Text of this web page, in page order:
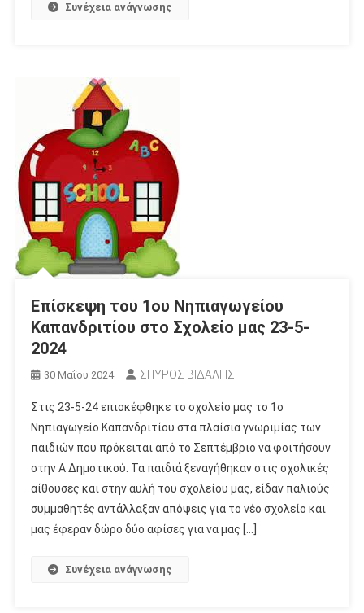
Συνέχεια ανάγνωσης
Επίσκεψη του 1ου Νηπιαγωγείου
Καπανδριτίου στο Σχολείο μας 23-5-
2024
30 Μαΐου 2024 ΣΠΥΡΟΣ ΒΙΔΑΛΗΣ
Στις 23-5-24 επισκέφθηκε το σχολείο μας το 1ο
Νηπιαγωγείο Καπανδριτίου στα πλαίσια γνωριμίας των
παιδιών που πρόκειται από το Σεπτέμβριο να φοιτήσουν
στην Α Δημοτικού. Τα παιδιά ξεναγήθηκαν στις σχολικές
αίθουσες και στην αυλή του σχολείου μας, είδαν παλιούς
συμμαθητές αντάλλαξαν απόψεις για το νέο σχολείο και
μας έφεραν δώρο δύο αφίσες για να μας […]
Συνέχεια ανάγνωσης